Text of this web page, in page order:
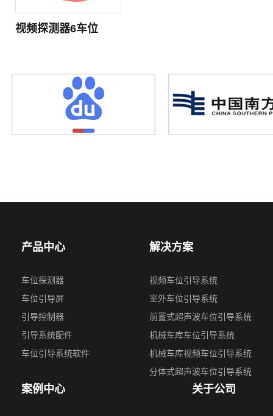
视频探测器6车位
产品中心
车位探测器
车位引导屏
引导控制器
引导系统配件
车位引导系统软件
解决方案
视频⻋位引导系统
室外车位引导系统
前置式超声波⻋位引导系统
机械车库车位引导系统
机械⻋库视频车位引导系统
分体式超声波⻋位引导系统
案例中心 关于公司